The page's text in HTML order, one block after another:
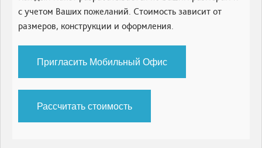
с учетом Ваших пожеланий. Стоимость зависит от
размеров, конструкции и оформления.
Пригласить Мобильный Офис
Рассчитать стоимость